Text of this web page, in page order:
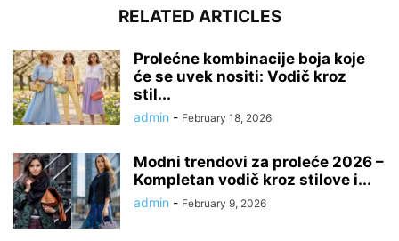
RELATED ARTICLES
Prolećne kombinacije boja koje
će se uvek nositi: Vodič kroz
stil...
admin - February 18, 2026
Modni trendovi za proleće 2026 –
Kompletan vodič kroz stilove i...
admin - February 9, 2026